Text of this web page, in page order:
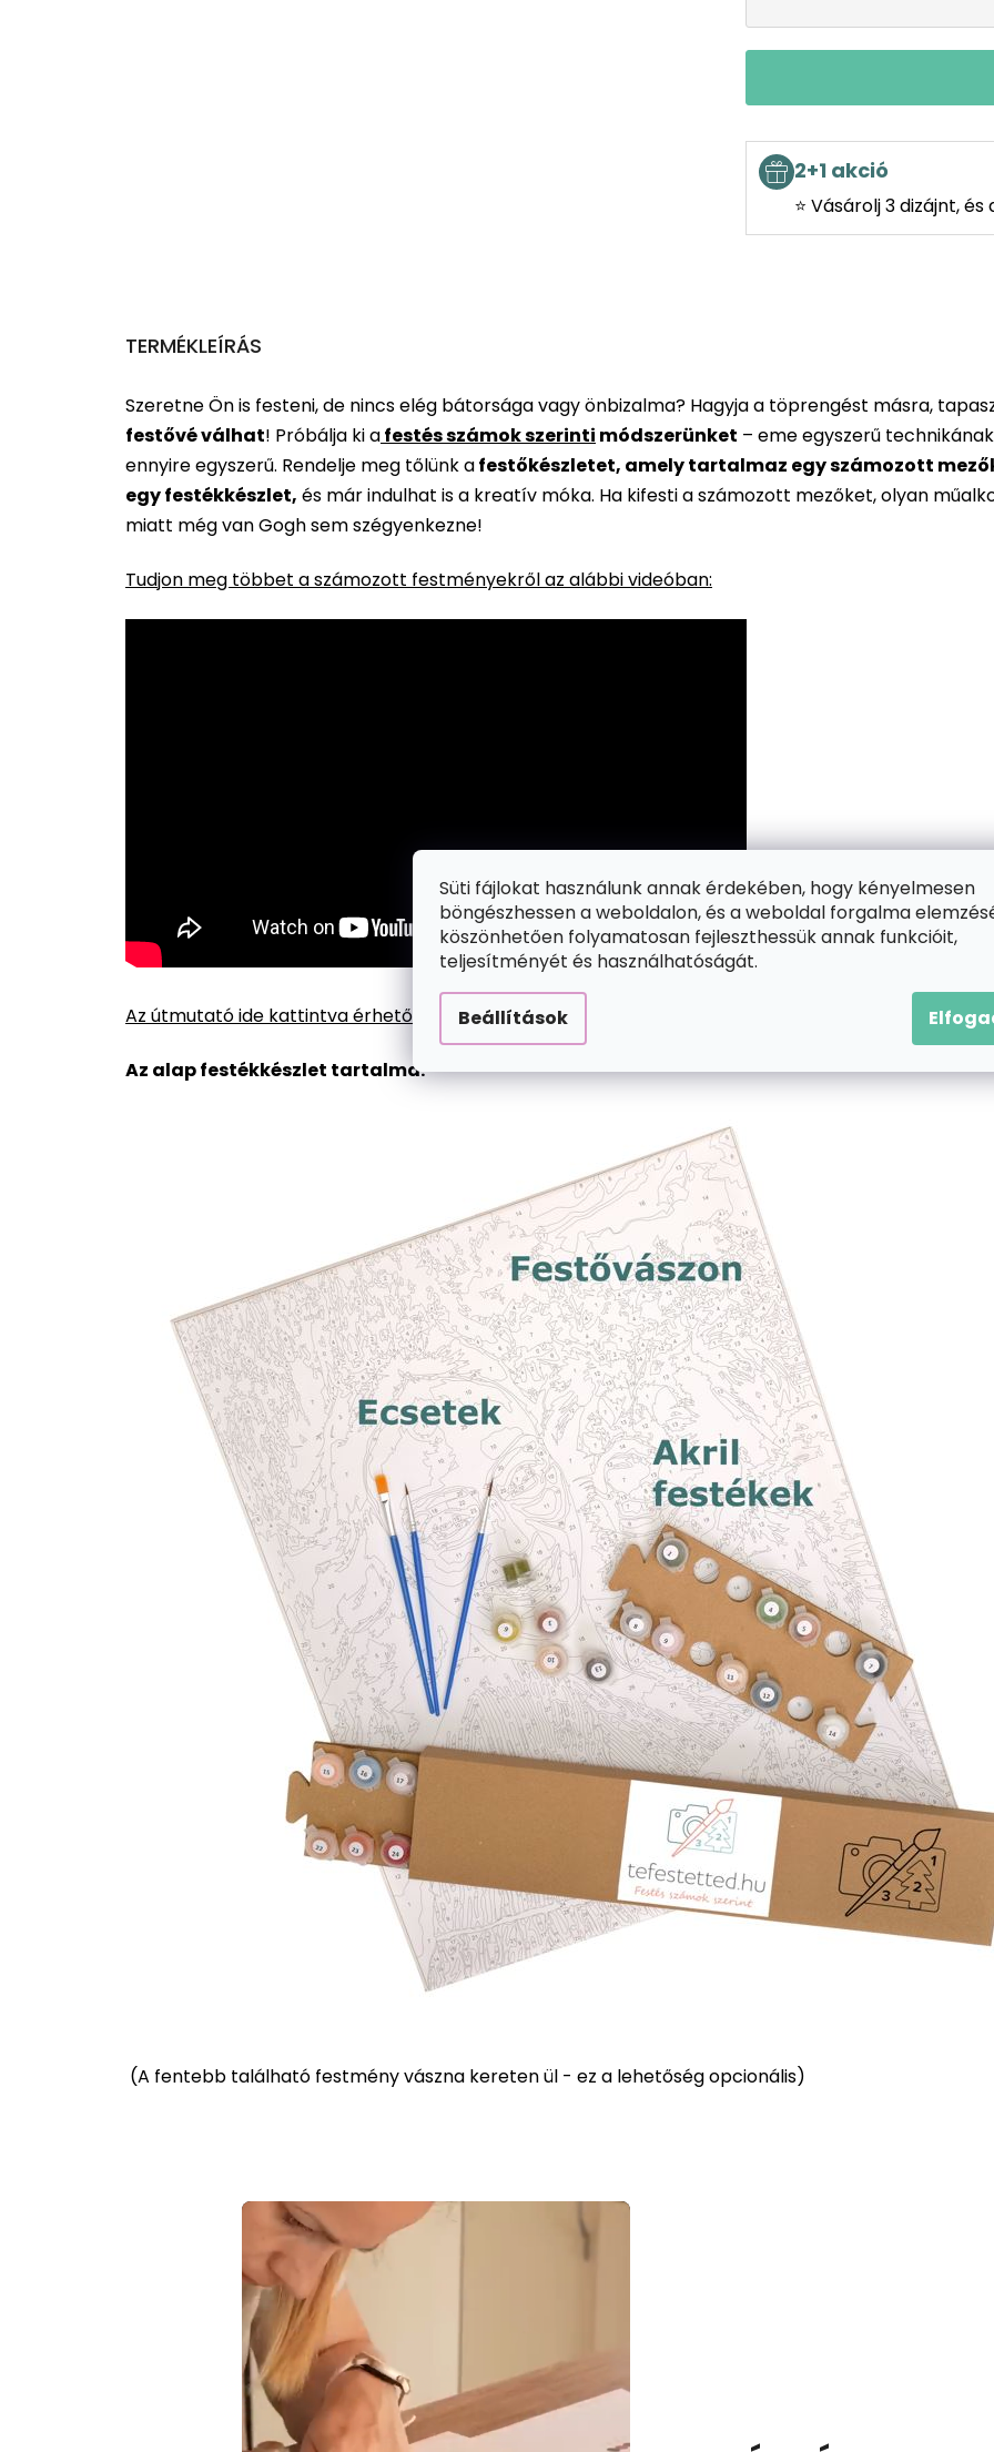
Süti fájlokat használunk annak érdekében, hogy kényelmesen
böngészhessen a weboldalon, és a weboldal forgalma
köszönhetően folyamatosan fejleszthessük annak funkcióit,
teljesítményét és használhatóságát.
Beállítások
2+1 akció
⭐ Vásárolj 3 dizájnt,
TERMÉKLEÍRÁS
Szeretne Ön is festeni, de nincs elég bátorsága vagy önbizalma? Hagyja a töprengést másra,
festővé válhat! Próbálja ki afestés számok szerinti módszerünket – eme egyszerű
ennyire egyszerű. Rendelje meg tőlünk afestőkészletet, amely tartalmaz egy számozott
egy festékkészlet, és már indulhat is a kreatív móka. Ha kifesti a számozott mezőket, olyan
miatt még van Gogh sem szégyenkezne!
Tudjon meg többet a számozott festményekről az alábbi videóban:
Az útmutató ide kattintva érhető el.
Az alap festékkészlet tartalma:
(A fentebb található festmény vászna kereten ül - ez a lehetőség opcionális)